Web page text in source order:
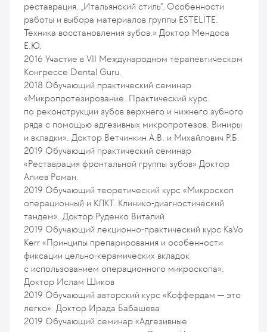
реставрация. „Итальянский стиль“. Особенности
работы и выбора материалов группы ESTELITE.
Техника восстановления зубов.» Доктор Мендоса
Е.Ю.
2016 Участие в VII Международном терапевтическом
Конгрессе Dental Guru.
2018 Обучающий практический семинар
«Микропротезирование. Практический курс
по реконструкции зубов верхнего и нижнего зубного
ряда с помощью адгезивных микропротезов. Виниры
и вкладки». Доктор Ветчинкин А.В. и Михайлович Р.Б.
2019 Обучающий практический семинар
«Реставрация фронтальной группы зубов» Доктор
Алиев Роман.
2019 Обучающий теоретический курс «Микроскоп
операционный и КЛКТ. Клинико-диагностический
тандем». Доктор Руденко Виталий
2019 Обучающий лекционно-практический курс KaVo
Kerr «Принципы препарирования и особенности
фиксации цельно-керамических вкладок
с использованием операционного микроскопа».
Доктор Ислам Шиков
2019 Обучающий авторский курс «Коффердам — это
легко». Доктор Ирада Бабашева
2019 Обучающий семинар «Адгезивные